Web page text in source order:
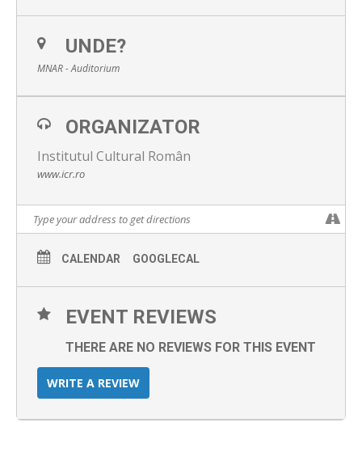
Masterpieces, care va include filme europene, de patrimoniu,
Pentru programul complet, vă rugăm să vizitați
UNDE?
MNAR - Auditorium
ORGANIZATOR
Institutul Cultural Român
www.icr.ro
CALENDAR GOOGLECAL
EVENT REVIEWS
THERE ARE NO REVIEWS FOR THIS EVENT
WRITE A REVIEW